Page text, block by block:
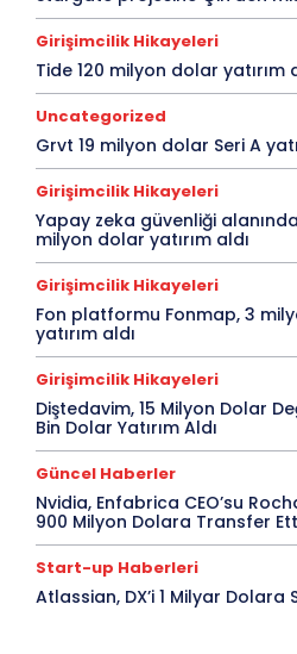
Girişimcilik Hikayeleri
Tide 120 milyon dolar yatırım
Uncategorized
Grvt 19 milyon dolar Seri A
Girişimcilik Hikayeleri
Yapay zeka güvenliği
milyon dolar yatırım aldı
Girişimcilik Hikayeleri
Fon platformu Fonmap, 3
yatırım aldı
Girişimcilik Hikayeleri
Diştedavim, 15 Milyon Dolar
Bin Dolar Yatırım Aldı
Güncel Haberler
Nvidia, Enfabrica CEO’su
900 Milyon Dolara Transfer
Start-up Haberleri
Atlassian, DX’i 1 Milyar Dolara